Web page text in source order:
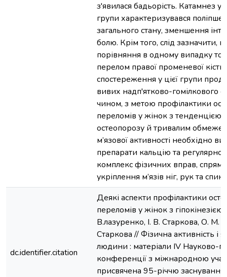
з'явилася бадьорість. Катамнез у
групи характеризувався
загального стану, зменшення
болю. Крім того, слід зазначити,
порівняння в одному випадку
перелом правої променевої
спостереження у цієї групи
вивих надп'ятково-гомілкового
чином, з метою профілактики
переломів у жінок з тенденцією
остеопорозу й тривалим
м’язової активності необхідно
препарати кальцію та регулярно
комплекс фізичних вправ,
укріплення м’язів ніг, рук та
dc.identifier.citation
Деякі аспекти профілактики
переломів у жінок з гіпокінезією
В.лазуренко, І. В. Старкова, О. М.
Старкова // Фізична активність і
людини : матеріали IV Науково-
конференції з міжнародною
присвячена 95-річчю